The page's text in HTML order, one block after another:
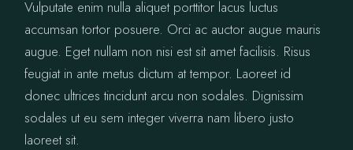
Vulputate enim nulla aliquet porttitor lacus luctus
accumsan tortor posuere. Orci ac auctor augue mauris
augue. Eget nullam non nisi est sit amet facilisis. Risus
feugiat in ante metus dictum at tempor. Laoreet id
donec ultrices tincidunt arcu non sodales. Dignissim
sodales ut eu sem integer viverra nam libero justo
laoreet sit.